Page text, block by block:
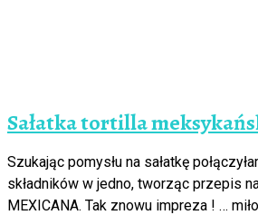
Sałatka tortilla
Szukając pomysłu na sałatkę
składników w jedno, tworząc przepis
MEXICANA. Tak znowu impreza ! …